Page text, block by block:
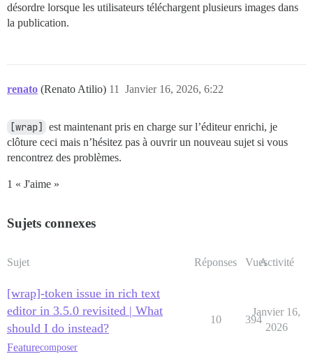
désordre lorsque les utilisateurs téléchargent plusieurs images dans
la publication.
renato (Renato Atilio) Janvier 16, 2026, 6:22
11
[wrap]
est maintenant pris en charge sur l’éditeur enrichi, je
clôture ceci mais n’hésitez pas à ouvrir un nouveau sujet si vous
rencontrez des problèmes.
1 « J'aime »
Sujets connexes
Sujet Réponses VuesActivité
[wrap]-token issue in rich text
editor in 3.5.0 revisited | What
should I do instead?
Featurecomposer
10 394
Janvier 16,
2026